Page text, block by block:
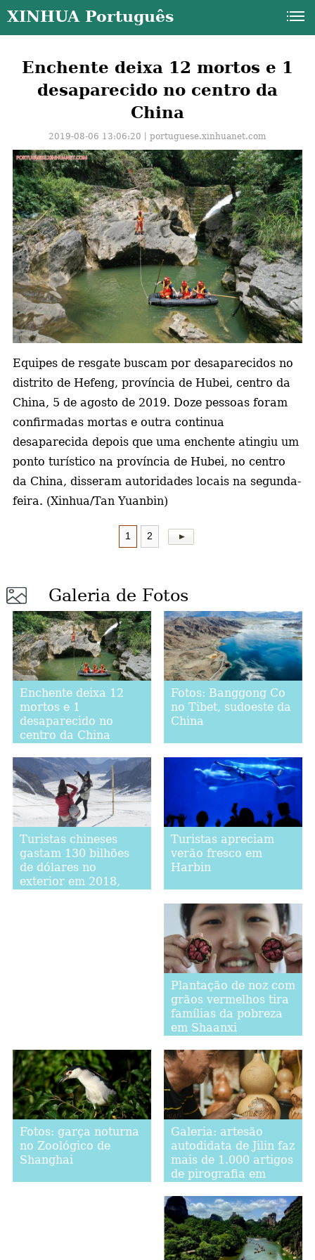
XINHUA Português
Enchente deixa 12 mortos e 1
desaparecido no centro da
China
2019-08-06 13:06:20丨portuguese.xinhuanet.com
Equipes de resgate buscam por desaparecidos no
distrito de Hefeng, província de Hubei, centro da
China, 5 de agosto de 2019. Doze pessoas foram
confirmadas mortas e outra continua
desaparecida depois que uma enchente atingiu um
ponto turístico na província de Hubei, no centro
da China, disseram autoridades locais na segunda-
feira. (Xinhua/Tan Yuanbin)
1 2
Galeria de Fotos
Enchente deixa 12
mortos e 1
desaparecido no
centro da China
Fotos: Banggong Co
no Tibet, sudoeste da
China
Turistas chineses
gastam 130 bilhões
de dólares no
exterior em 2018,
Turistas apreciam
verão fresco em
Harbin
Plantação de noz com
grãos vermelhos tira
famílias da pobreza
em Shaanxi
Fotos: garça noturna
no Zoológico de
Shanghai
Galeria: artesão
autodidata de Jilin faz
mais de 1.000 artigos
de pirografia em